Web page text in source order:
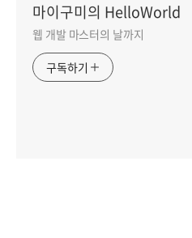
마이구미의 HelloWorld
웹 개발 마스터의 날까지
구독하기